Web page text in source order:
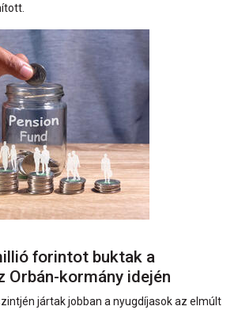
forintot buktak a
Orbán-kormány idején
jártak jobban a nyugdíjasok az elmúlt